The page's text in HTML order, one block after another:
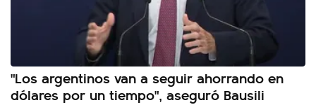
"Los argentinos van a seguir ahorrando en
dólares por un tiempo", aseguró Bausili